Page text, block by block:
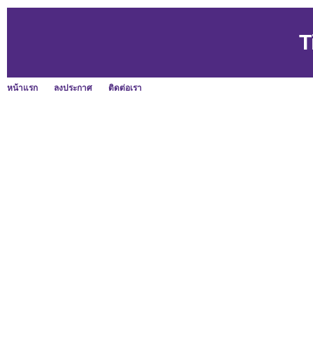
หน้าแรก ลงประกาศ ติดต่อเรา